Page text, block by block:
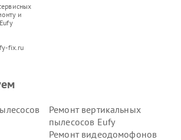
и
fix.ru
Ремонт вертикальных
пылесосов Eufy
Ремонт видеодомофонов